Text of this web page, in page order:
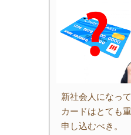
新社会人になっ
カードはとても
申し込むべき。